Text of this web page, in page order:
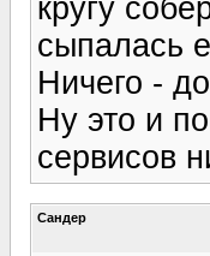
кругу
сыпалась
Ничего -
Ну это и
сервисов
Сандер